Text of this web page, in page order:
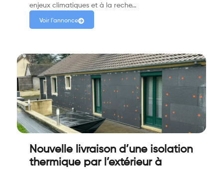
enjeux climatiques et à la reche…
Voir l'annonce
Nouvelle livraison d’une isolation
thermique par l’extérieur à